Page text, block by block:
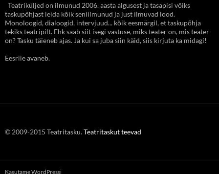
Teatriküljed on ilmunud 2006. aasta algusest ja tasapisi võiks
taskupõhjast leida kõik seniilmunud ja just ilmuvad lood.
Monoloogid, dialoogid, intervjuud... kõik eesmärgil, et taskupõhja
tekiks teatripilt. Ehk saab siit isegi vastuse, miks teater on, mis teater
on? Tasku täieneb ajas. Ja kui sa juba siin käid, siis kirjuta ka midagi!
Eesriie avaneb.
© 2009-2015 Teatritasku.Teatritaskut teevad
Kasutame WordPressi